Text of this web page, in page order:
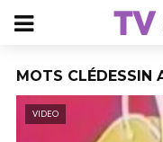
MOTS CLÉDESSIN
VIDEO